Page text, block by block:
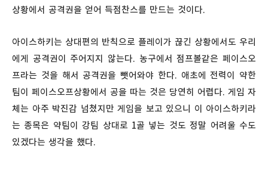
상황에서 공격권을 얻어 득점찬스를 만드는 것이다.
아이스하키는 상대편의 반칙으로 플레이가 끊긴 상황에서도 우리
에게 공격권이 주어지지 않는다. 농구에서 점프볼같은 페이스오
프라는 것을 해서 공격권을 뺏어와야 한다. 애초에 전력이 약한
팀이 페이스오프상황에서 공을 따는 것은 당연히 어렵다. 게임 자
체는 아주 박진감 넘쳤지만 게임을 보고 있으니 이 아이스하키라
는 종목은 약팀이 강팀 상대로 1골 넣는 것도 정말 어려울 수도
있겠다는 생각을 했다.